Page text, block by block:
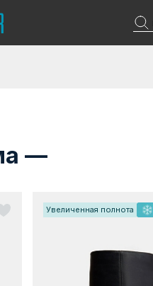
—
Увеличенная полнота